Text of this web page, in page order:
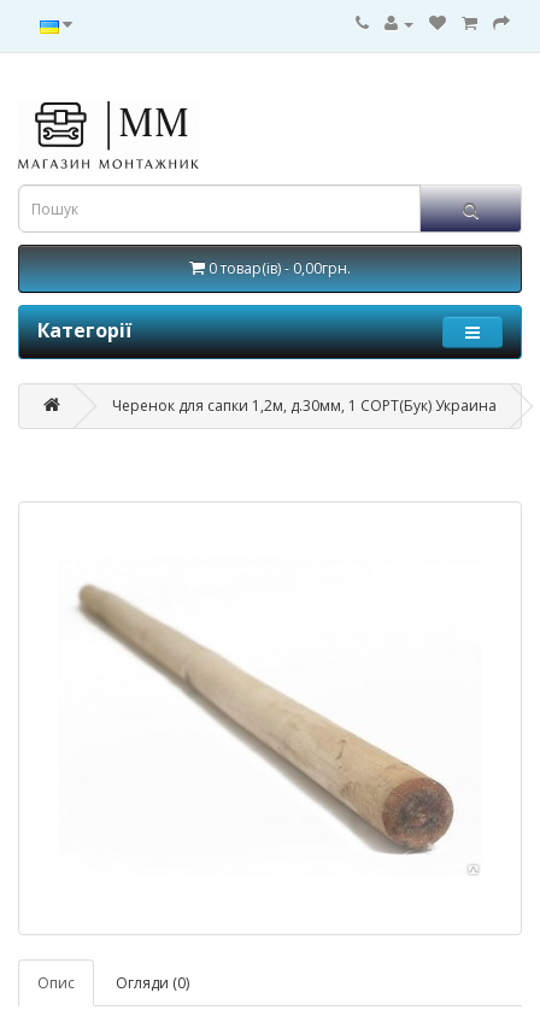
0 товар(ів) - 0,00грн.
Категорії
Черенок для сапки 1,2м, д.30мм, 1 СОРТ(Бук) Украина
Опис Огляди (0)